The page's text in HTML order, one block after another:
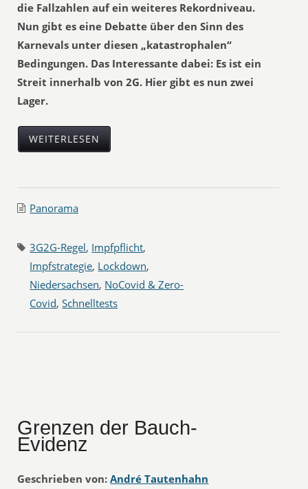
die Fallzahlen auf ein weiteres Rekordniveau.
Nun gibt es eine Debatte über den Sinn des
Karnevals unter diesen „katastrophalen“
Bedingungen. Das Interessante dabei: Es ist ein
Streit innerhalb von 2G. Hier gibt es nun zwei
Lager.
WEITERLESEN
Panorama
3G2G-Regel, Impfpflicht,
Impfstrategie, Lockdown,
Niedersachsen, NoCovid & Zero-
Covid,Schnelltests
Grenzen der Bauch-
Evidenz
Geschrieben von: André Tautenhahn